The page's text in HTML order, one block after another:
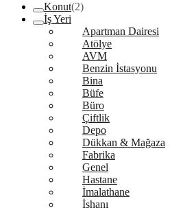
Konut(2)
İş Yeri
Apartman Dairesi
Atölye
AVM
Benzin İstasyonu
Bina
Büfe
Büro
Çiftlik
Depo
Dükkan & Mağaza
Fabrika
Genel
Hastane
İmalathane
İşhanı